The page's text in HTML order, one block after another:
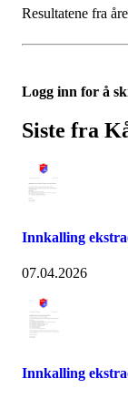
Resultatene fra
Logg inn for å
Siste fra
Innkalling
07.04.2026
Innkalling